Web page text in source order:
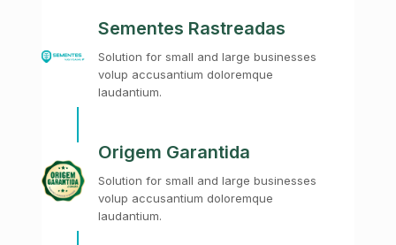
Sementes Rastreadas
Solution for small and large businesses
volup accusantium doloremque
laudantium.
Origem Garantida
Solution for small and large businesses
volup accusantium doloremque
laudantium.